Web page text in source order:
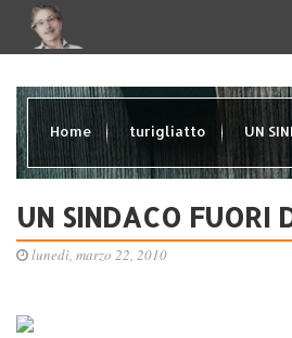
Home turigliatto UN
UN SINDACO FUORI
lunedì, marzo 22, 2010